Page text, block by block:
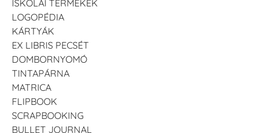
ISKOLAI TERMÉKEK
LOGOPÉDIA
KÁRTYÁK
EX LIBRIS PECSÉT
DOMBORNYOMÓ
TINTAPÁRNA
MATRICA
FLIPBOOK
SCRAPBOOKING
BULLET JOURNAL